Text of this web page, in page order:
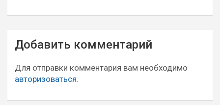
Навигация
по
записям
Добавить комментарий
Для отправки комментария вам необходимо
авторизоваться.